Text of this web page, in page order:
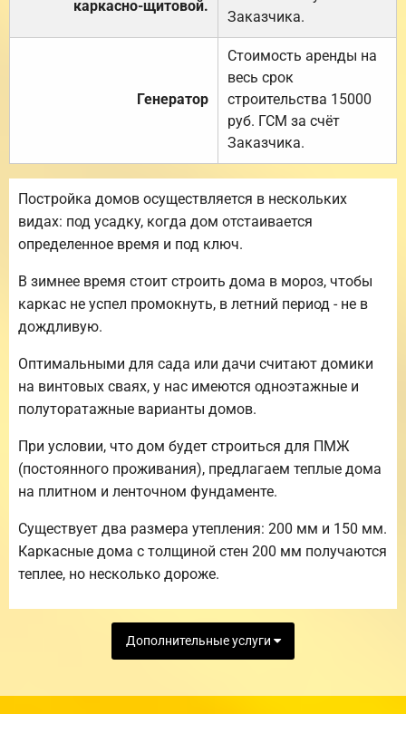
каркасно-щитовой.
Заказчика.
Генератор
Стоимость аренды на
весь срок
строительства 15000
руб. ГСМ за счёт
Заказчика.
Постройка домов осуществляется в нескольких
видах: под усадку, когда дом отстаивается
определенное время и под ключ.
В зимнее время стоит строить дома в мороз, чтобы
каркас не успел промокнуть, в летний период - не в
дождливую.
Оптимальными для сада или дачи считают домики
на винтовых сваях, у нас имеются одноэтажные и
полуторатажные варианты домов.
При условии, что дом будет строиться для ПМЖ
(постоянного проживания), предлагаем теплые дома
на плитном и ленточном фундаменте.
Существует два размера утепления: 200 мм и 150 мм.
Каркасные дома с толщиной стен 200 мм получаются
теплее, но несколько дороже.
Дополнительные услуги